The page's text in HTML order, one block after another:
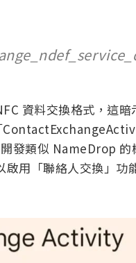
資料交換格式，這
發類似 NameDrop 的
用「聯絡人交換」功